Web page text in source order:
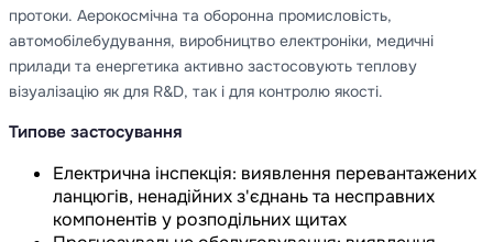
протоки. Аерокосмічна та оборонна промисловість,
автомобілебудування, виробництво електроніки, медичні
прилади та енергетика активно застосовують теплову
візуалізацію як для R&D, так і для контролю якості.
Типове застосування
Електрична інспекція: виявлення перевантажених
ланцюгів, ненадійних з'єднань та несправних
компонентів у розподільних щитах